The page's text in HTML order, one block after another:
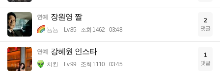
연예 장원영 짤
뇸뇸 Lv.85 조회 1462 03:48
2
댓글
연예 강혜원 인스타
치킨 Lv.99 조회 1110 03:45
1
댓글